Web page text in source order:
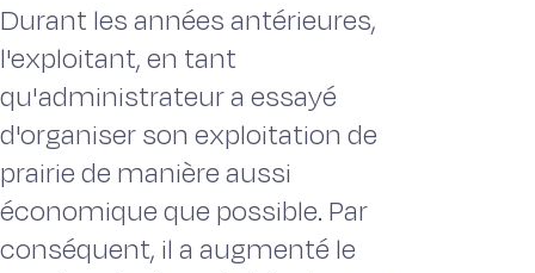
Durant les années antérieures,
l'exploitant, en tant
qu'administrateur a essayé
d'organiser son exploitation de
prairie de manière aussi
économique que possible. Par
conséquent, il a augmenté le